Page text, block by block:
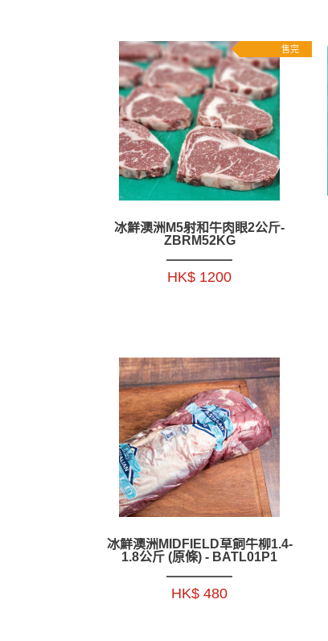
售完
冰鮮澳洲M5射和牛肉眼2公斤-
ZBRM52KG
HK$ 1200
冰鮮澳洲MIDFIELD草飼牛柳1.4-
1.8公斤 (原條) - BATL01P1
HK$ 480